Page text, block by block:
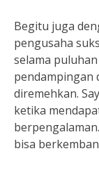
Begitu juga
pengusaha
selama
pendampingan
diremehkan.
ketika
bisa